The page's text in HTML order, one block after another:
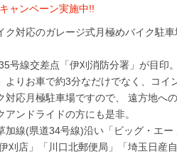
ャンペーン実施中!!
ク対応のガレージ式月極めバイク駐
号線交差点「伊刈消防分署」が目印
よりお車で約3分なだけでなく、コイ
対応月極駐車場ですので、 遠方地へ
ンドライドの方にも是非。
加線(県道34号線)沿い「ビッグ・エー
刈店」「川口北郵便局」「埼玉日産自